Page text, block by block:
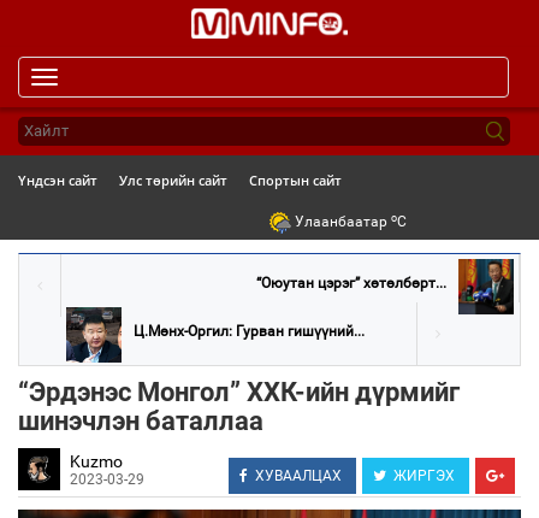
navigation
Үндсэн сайт Улс төрийн сайт Спортын сайт
Улаанбаатар oC
“Оюутан цэрэг” хөтөлбөрт...
Ц.Мөнх-Оргил: Гурван гишүүний...
“Эрдэнэс Монгол” ХХК-ийн дүрмийг
шинэчлэн баталлаа
Kuzmo
2023-03-29 ХУВААЛЦАХ ЖИРГЭХ